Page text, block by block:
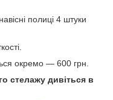
полиці 4 штуки
окремо — 600 грн.
стелажу дивіться в